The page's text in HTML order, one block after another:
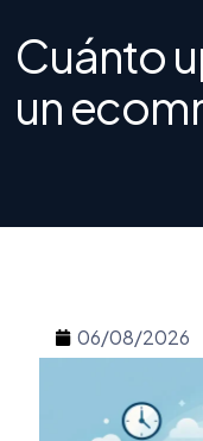
Cuánto
un
06/08/2026